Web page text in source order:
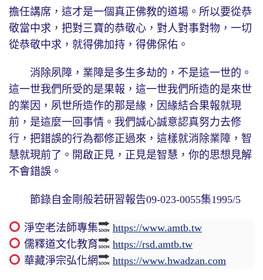
擔任講席，這才是一個真正佛教的道場。所以要從恭
敬當中求，把對三寶的恭敬心，對人對事對物，一切
從恭敬中求，就得佛加持，得佛保佑。
消除夙障，業障是多生多劫的，不是這一世的。
這一世我們所受的是果報，這一世我們所造的是來世
的業因，夙世所造作的那是緣，因緣結合果報就現
前，是這麼一回事情。我們誠心誠意認真努力去修
行，把錯誤的行為都修正過來，這樣就消除業障，智
慧就現前了。開啟正見，正見是智慧，你的思想見解
不會錯誤。
節錄自金剛般若研習報告09-023-0055集1995/5
淨空老法師專集
https://www.amtb.tw
儒釋道文化教育
https://rsd.amtb.tw
華藏淨宗弘化網
https://www.hwadzan.com